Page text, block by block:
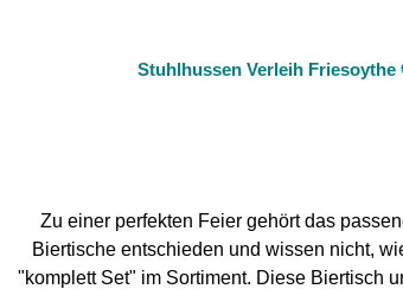
Stuhlhussen Verleih
Zu einer perfekten Feier gehört das
Biertische entschieden und wissen nicht,
"komplett Set" im Sortiment. Diese Biertisch